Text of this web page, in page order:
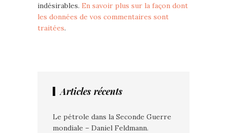
indésirables. En savoir plus sur la façon dont
les données de vos commentaires sont
traitées.
Articles récents
Le pétrole dans la Seconde Guerre
mondiale – Daniel Feldmann.